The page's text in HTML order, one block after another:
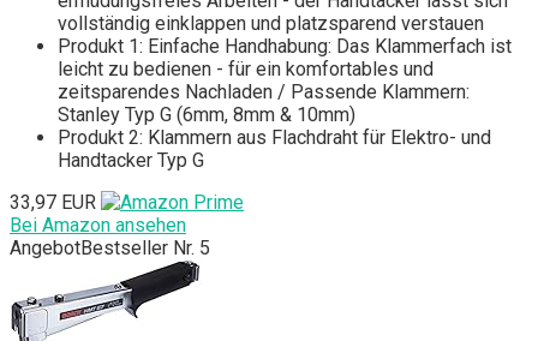
vollständig einklappen und platzsparend verstauen
Produkt 1: Einfache Handhabung: Das Klammerfach ist
leicht zu bedienen - für ein komfortables und
zeitsparendes Nachladen / Passende Klammern:
Stanley Typ G (6mm, 8mm & 10mm)
Produkt 2: Klammern aus Flachdraht für Elektro- und
Handtacker Typ G
33,97 EUR
Bei Amazon ansehen
AngebotBestseller Nr. 5